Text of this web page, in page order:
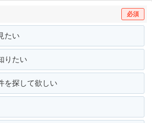
必須
たい
りたい
を探して欲しい